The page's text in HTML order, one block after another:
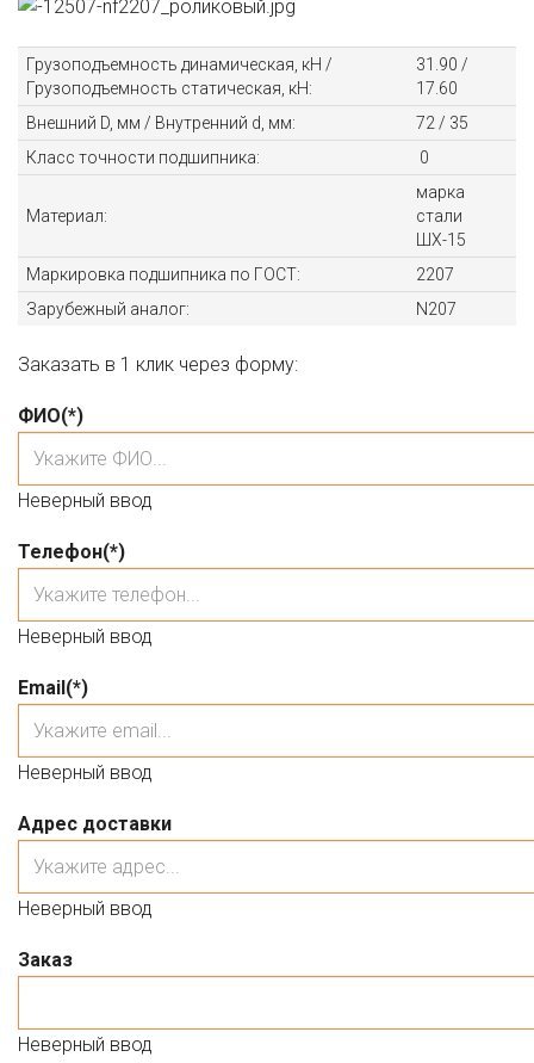
Грузоподъемность динамическая, кН /
Грузоподъемность статическая, кН:
31.90 /
17.60
Внешний D, мм / Внутренний d, мм:
72 / 35
Класс точности подшипника:
0
Материал:
марка
стали
ШХ-15
Маркировка подшипника по ГОСТ:
2207
Зарубежный аналог:
N207
Заказать в 1 клик через форму:
ФИО(*)
Неверный ввод
Телефон(*)
Неверный ввод
Email(*)
Неверный ввод
Адрес доставки
Неверный ввод
Заказ
Неверный ввод